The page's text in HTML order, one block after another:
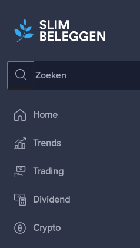
Home
Trends
Trading
Dividend
Crypto